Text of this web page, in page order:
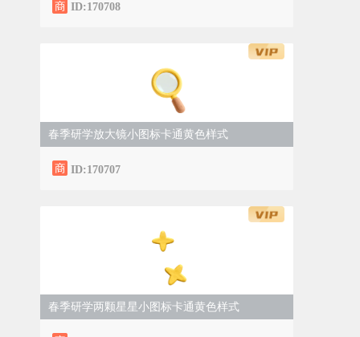
ID:170708
春季研学放大镜小图标卡通黄色样式
ID:170707
春季研学两颗星星小图标卡通黄色样式